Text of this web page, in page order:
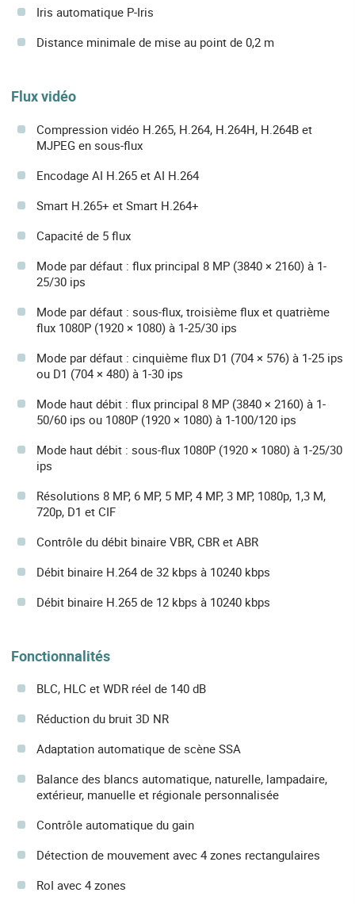
Iris automatique P-Iris
Distance minimale de mise au point de 0,2 m
Flux vidéo
Compression vidéo H.265, H.264, H.264H, H.264B et
MJPEG en sous-flux
Encodage AI H.265 et AI H.264
Smart H.265+ et Smart H.264+
Capacité de 5 flux
Mode par défaut : flux principal 8 MP (3840 × 2160) à 1-
25/30 ips
Mode par défaut : sous-flux, troisième flux et quatrième
flux 1080P (1920 × 1080) à 1-25/30 ips
Mode par défaut : cinquième flux D1 (704 × 576) à 1-25 ips
ou D1 (704 × 480) à 1-30 ips
Mode haut débit : flux principal 8 MP (3840 × 2160) à 1-
50/60 ips ou 1080P (1920 × 1080) à 1-100/120 ips
Mode haut débit : sous-flux 1080P (1920 × 1080) à 1-25/30
ips
Résolutions 8 MP, 6 MP, 5 MP, 4 MP, 3 MP, 1080p, 1,3 M,
720p, D1 et CIF
Contrôle du débit binaire VBR, CBR et ABR
Débit binaire H.264 de 32 kbps à 10240 kbps
Débit binaire H.265 de 12 kbps à 10240 kbps
Fonctionnalités
BLC, HLC et WDR réel de 140 dB
Réduction du bruit 3D NR
Adaptation automatique de scène SSA
Balance des blancs automatique, naturelle, lampadaire,
extérieur, manuelle et régionale personnalisée
Contrôle automatique du gain
Détection de mouvement avec 4 zones rectangulaires
RoI avec 4 zones